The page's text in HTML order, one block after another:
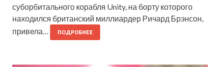
суборбитального корабля Unity, на борту которого
находился британский миллиардер Ричард Брэнсон,
привела…
ПОДРОБНЕЕ